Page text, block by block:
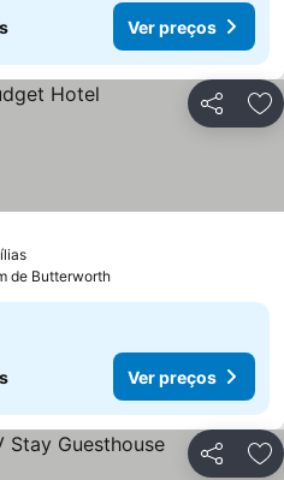
Ver preços
Partilhar
de Butterworth
Ver preços
Partilhar